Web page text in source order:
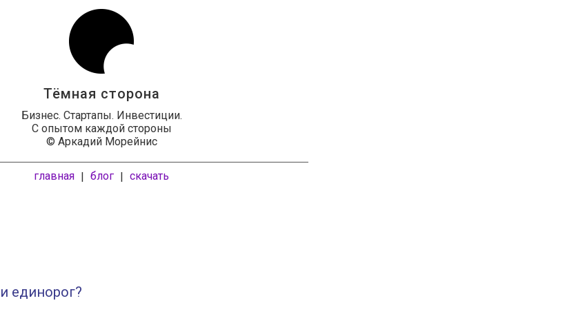
Тёмная сторона
Бизнес. Стартапы. Инвестиции.
С опытом каждой стороны
© Аркадий Морейнис
главная | блог | скачать
единорог?